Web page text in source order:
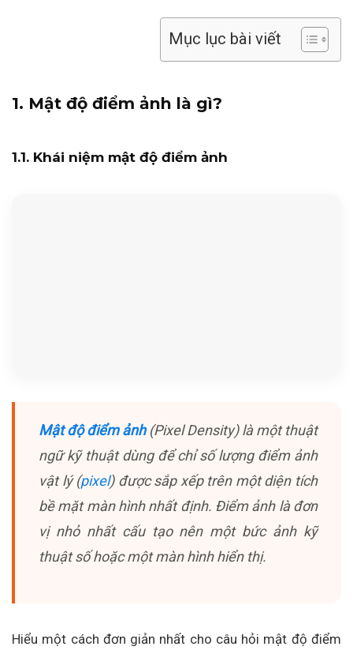
Mục lục bài viết
1. Mật độ điểm ảnh là gì?
1.1. Khái niệm mật độ điểm ảnh
Mật độ điểm ảnh(Pixel Density) là một thuật
ngữ kỹ thuật dùng để chỉ số lượng điểm ảnh
vật lý (pixel) được sắp xếp trên một diện tích
bề mặt màn hình nhất định. Điểm ảnh là đơn
vị nhỏ nhất cấu tạo nên một bức ảnh kỹ
thuật số hoặc một màn hình hiển thị.
Hiểu một cách đơn giản nhất cho câu hỏi mật độ điểm